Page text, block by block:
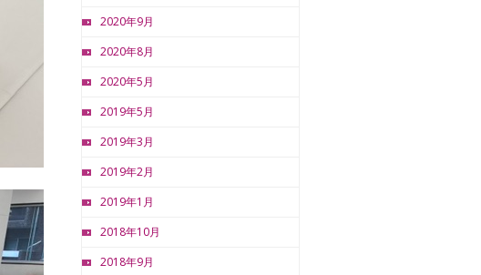
2020年9月
2020年8月
2020年5月
2019年5月
2019年3月
2019年2月
2019年1月
2018年10月
2018年9月